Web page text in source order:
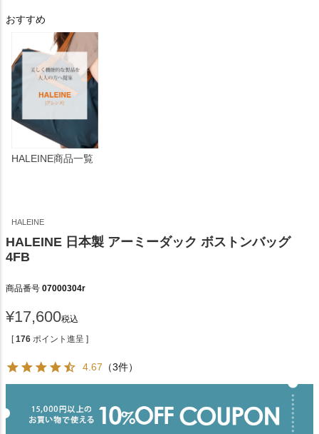
おすすめ
HALEINE商品一覧
HALEINE
HALEINE 日本製 アーミーダック ボストンバッグ
4FB
商品番号 07000304r
¥17,600税込
[ 176 ポイント進呈 ]
4.67 （3件）